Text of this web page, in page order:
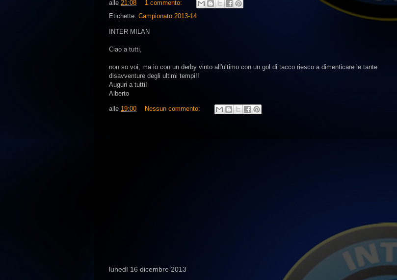
alle 21:08
1 commento:
Etichette: Campionato 2013-14
INTER MILAN
Ciao a tutti,
non so voi, ma io con un derby vinto all'ultimo con un gol di tacco riesco a dimenticare le tante
disavventure degli ultimi tempi!!
Auguri a tutti!
Alberto
alle 19:00 Nessun commento:
lunedì 16 dicembre 2013